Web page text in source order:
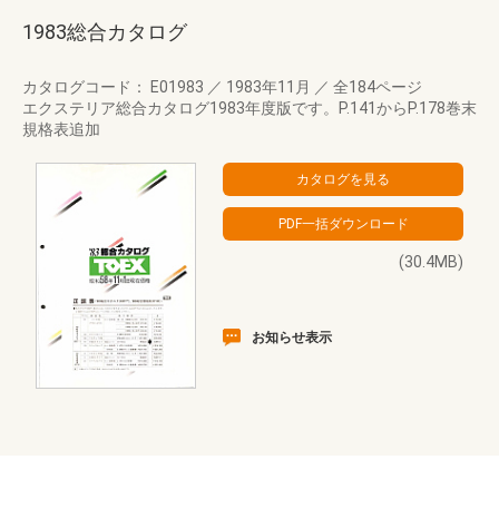
1983総合カタログ
カタログコード： E01983 ／ 1983年11月 ／ 全184ページ
エクステリア総合カタログ1983年度版です。P.141からP.178巻末
規格表追加
(30.4MB)
お知らせ表示